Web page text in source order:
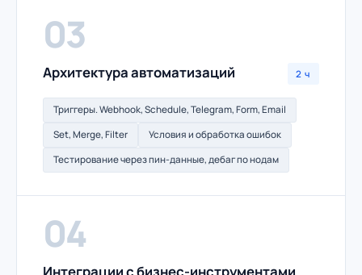
03
Архитектура автоматизаций 2 ч
Триггеры. Webhook, Schedule, Telegram, Form, Email
Set, Merge, Filter
Условия и обработка ошибок
Тестирование через пин-данные, дебаг по нодам
04